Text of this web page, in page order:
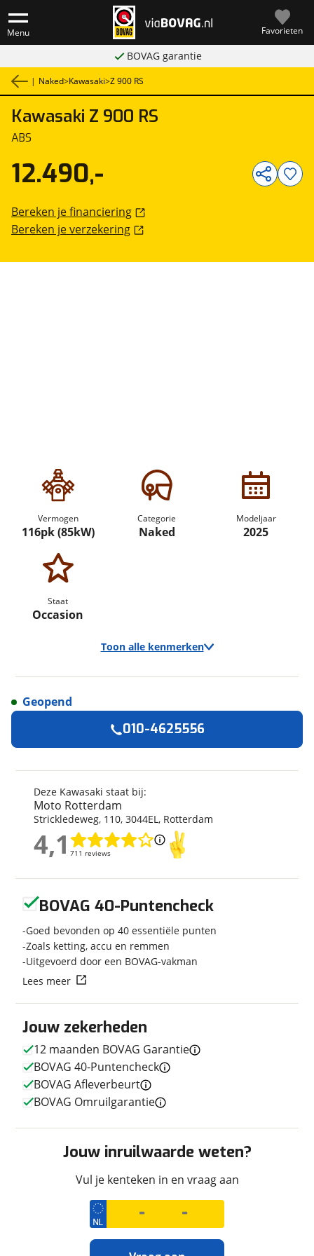
Menu Favorieten
BOVAG garantie
| Naked>Kawasaki>Z 900 RS
Kawasaki Z 900 RS
ABS
Vermogen
116pk (85kW)
Categorie
Naked
Modeljaar
2025
Staat
Occasion
Toon alle kenmerken
Merk
Kawasaki
Model
Z 900 RS
Bouwjaar
Modeljaar
Leeftijd
11 maanden
Categorie
Naked
Soort voertuig
Motor
Nieuw of occasion
Occasion
Techniek
Afmetingen en gewicht
Maximaal toelaatbaar
216 kg
Groen
Groen
12.490,-
Bereken je financiering
Bereken je verzekering
Deze Kawasaki staat bij:
Moto Rotterdam
Strickledeweg, 110, 3044EL, Rotterdam
4,1 711 reviews
4,1
Geopend
010-4625556
Jouw zekerheden
12 maanden BOVAG Garantie
BOVAG 40-Puntencheck
BOVAG Afleverbeurt
BOVAG Omruilgarantie
Jouw inruilwaarde weten?
Vul je kenteken in en vraag aan
BOVAG 40-Puntencheck
Goed bevonden op 40 essentiële punten
Zoals ketting, accu en remmen
Uitgevoerd door een BOVAG-vakman
Lees meer